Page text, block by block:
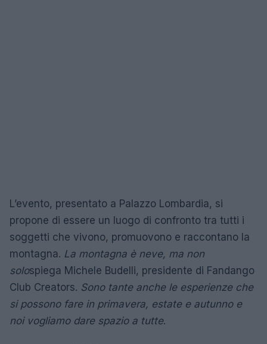
L’evento, presentato a Palazzo Lombardia, si
propone di essere un luogo di confronto tra tutti i
soggetti che vivono, promuovono e raccontano la
montagna. La montagna è neve, ma non
solospiega Michele Budelli, presidente di Fandango
Club Creators. Sono tante anche le esperienze che
si possono fare in primavera, estate e autunno e
noi vogliamo dare spazio a tutte.